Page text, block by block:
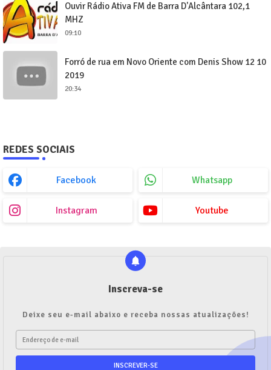
Ouvir Rádio Ativa FM de Barra D'Alcântara 102,1
MHZ
09:10
Forró de rua em Novo Oriente com Denis Show 12 10
2019
20:34
REDES SOCIAIS
Facebook Whatsapp
Instagram Youtube
Inscreva-se
Deixe seu e-mail abaixo e receba nossas atualizações!